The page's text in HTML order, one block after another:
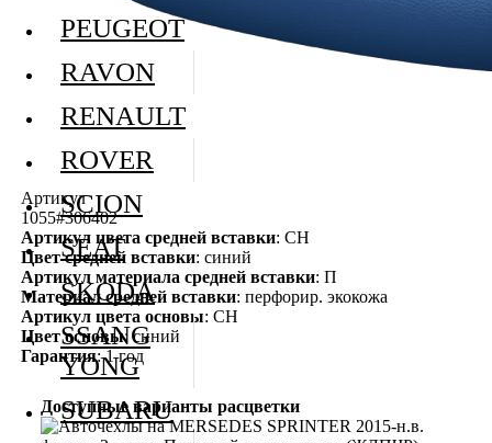
Артикул
1055#306402
Артикул цвета средней вставки: СН
Цвет средней вставки: синий
Артикул материала средней вставки: П
Материал средней вставки: перфорир. экокожа
Артикул цвета основы: СН
Цвет основы: синий
Гарантия: 1 год
Доступные варианты расцветки
PEUGEOT
RAVON
RENAULT
ROVER
SCION
SEAT
SKODA
SSANG
YONG
SUBARU